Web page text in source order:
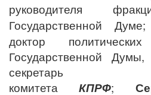
руководителя
Государственной Думе;
доктор
Государственной
секретарь
комитетаКПРФ;